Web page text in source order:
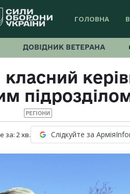
ГОЛОВНА
ДОВІДНИК ВЕТЕРАНА
класний
РЕГІОНИ
за: 2хв. Слідкуйте за